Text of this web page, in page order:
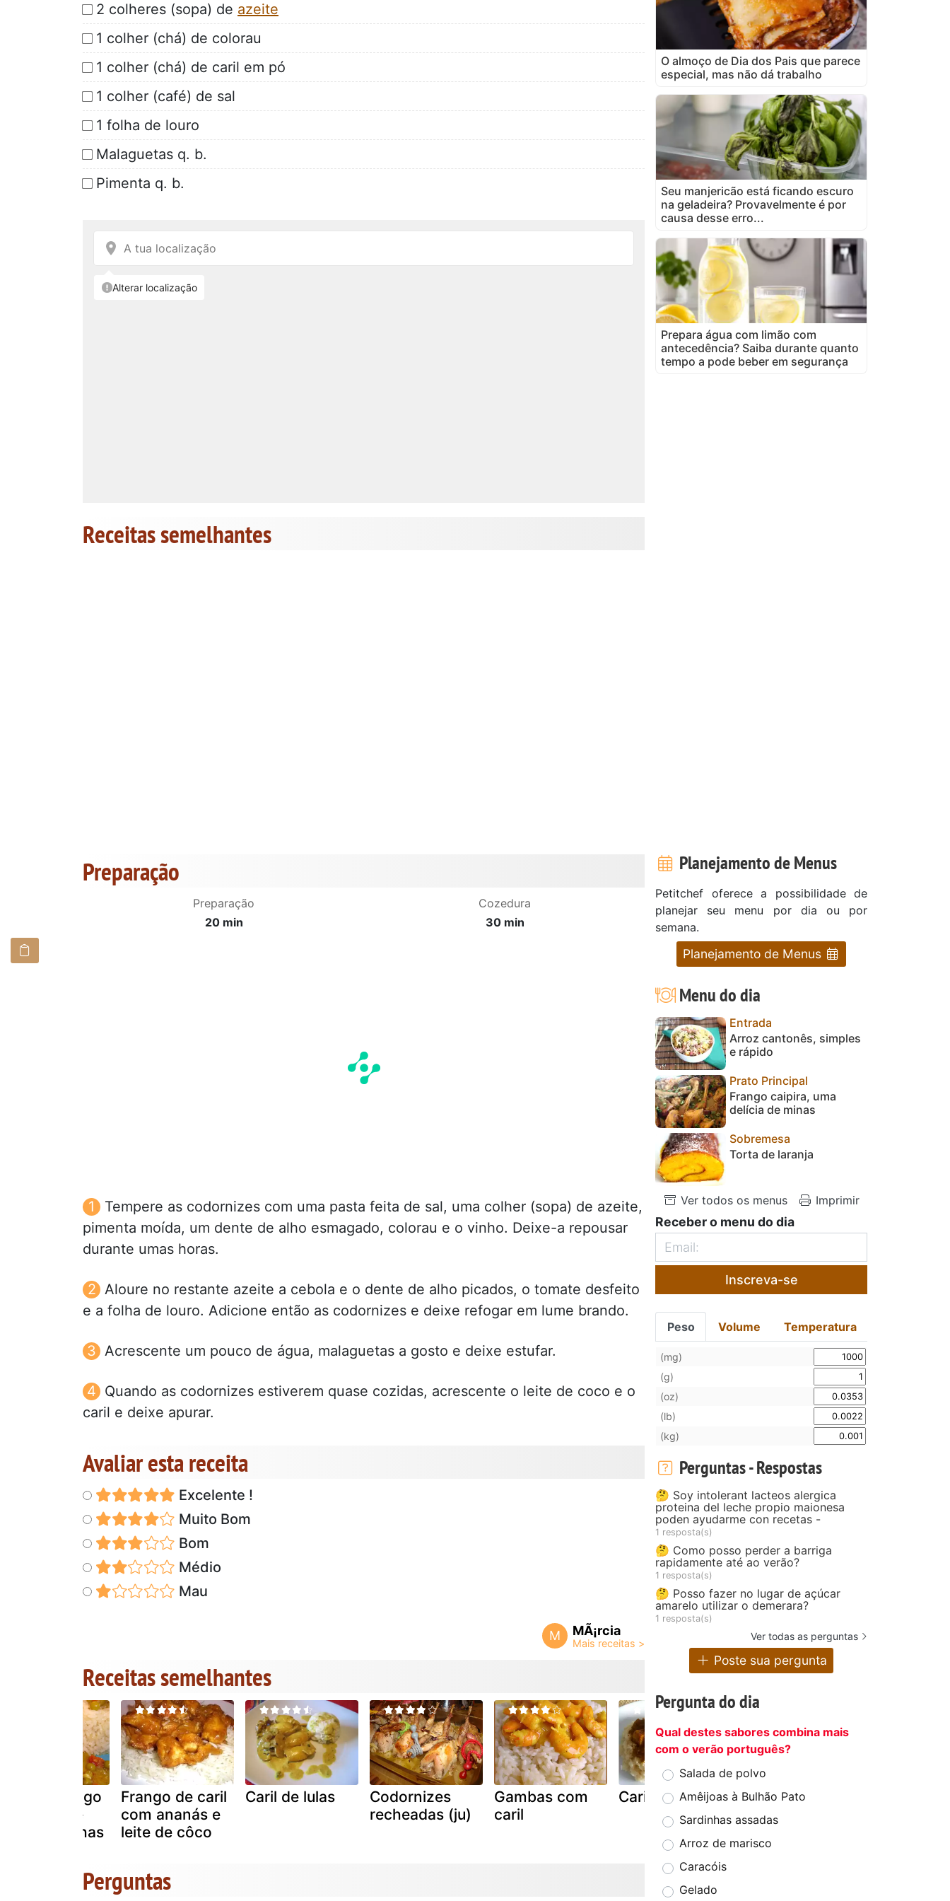
2 colheres (sopa) de azeite
1 colher (chá) de colorau
1 colher (chá) de caril em pó
1 colher (café) de sal
1 folha de louro
Malaguetas q. b.
Pimenta q. b.
Receitas semelhantes
Preparação
Preparação
20 min
Cozedura
30 min
Tempere as codornizes com uma pasta feita de sal, uma colher (sopa) de azeite,
pimenta moída, um dente de alho esmagado, colorau e o vinho. Deixe-a repousar
durante umas horas.
Aloure no restante azeite a cebola e o dente de alho picados, o tomate desfeito
e a folha de louro. Adicione então as codornizes e deixe refogar em lume brando.
Acrescente um pouco de água, malaguetas a gosto e deixe estufar.
Quando as codornizes estiverem quase cozidas, acrescente o leite de coco e o
caril e deixe apurar.
Avaliar esta receita
Excelente !
Muito Bom
Bom
Médio
Mau
M MÃ¡rcia
Receitas semelhantes
de frango
leite de
e ervilhas
Frango de caril
com ananás e
leite de côco
Caril de lulas
Codornizes
recheadas (ju)
Gambas com
caril
Caril de potas
Pipis em molho
de caril e
Perguntas
O almoço de Dia dos Pais que parece
especial, mas não dá trabalho
Seu manjericão está ficando escuro
na geladeira? Provavelmente é por
causa desse erro...
Prepara água com limão com
antecedência? Saiba durante quanto
tempo a pode beber em segurança
Planejamento de Menus
Petitchef oferece a possibilidade de
planejar seu menu por dia ou por
semana.
Planejamento de Menus
Menu do dia
Entrada
Arroz cantonês, simples
e rápido
Prato Principal
Frango caipira, uma
delícia de minas
Sobremesa
Torta de laranja
Ver todos os menus Imprimir
Receber o menu do dia
Inscreva-se
Peso Volume Temperatura
(mg)
(g)
(oz)
(lb)
(kg)
Perguntas - Respostas
🤔 Soy intolerant lacteos alergica
proteina del leche propio maionesa
poden ayudarme con recetas -
1 resposta(s)
🤔 Como posso perder a barriga
rapidamente até ao verão?
1 resposta(s)
🤔 Posso fazer no lugar de açúcar
amarelo utilizar o demerara?
1 resposta(s)
Ver todas as perguntas
Poste sua pergunta
Pergunta do dia
Qual destes sabores combina mais
com o verão português?
Salada de polvo
Amêijoas à Bulhão Pato
Sardinhas assadas
Arroz de marisco
Caracóis
Gelado